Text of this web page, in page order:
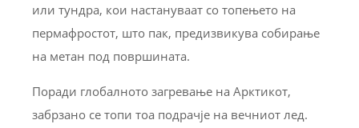
или тундра, кои настануваат со топењето на
пермафростот, што пак, предизвикува собирање
на метан под површината.
Поради глобалното загревање на Арктикот,
забрзано се топи тоа подрачје на вечниот лед.